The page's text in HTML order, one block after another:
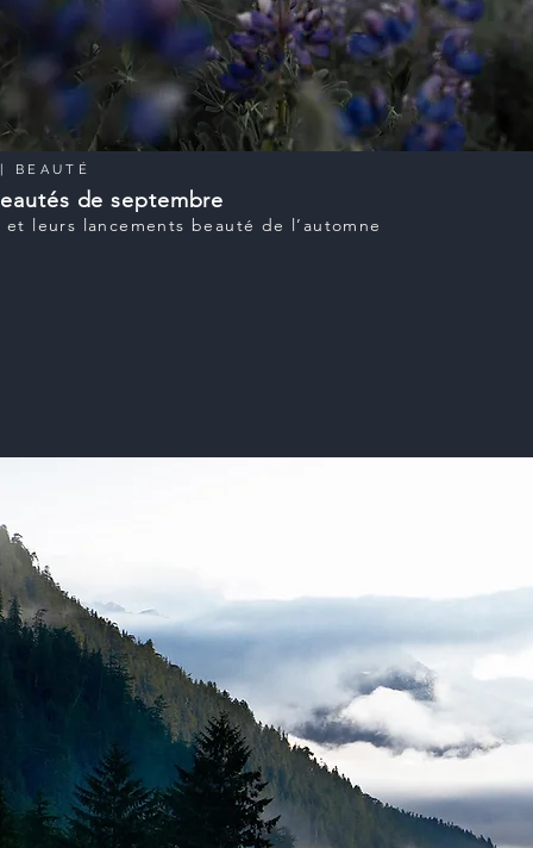
| BEAUTÉ
de septembre
et leurs lancements beauté de l’automne